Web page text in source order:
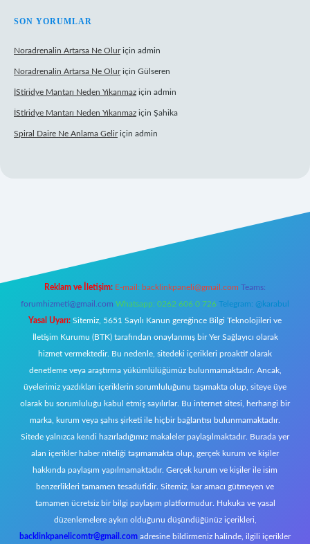
SON YORUMLAR
Noradrenalin Artarsa Ne Oluriçin admin
Noradrenalin Artarsa Ne Oluriçin Gülseren
İStiridye Mantarı Neden Yıkanmaz için admin
İStiridye Mantarı Neden Yıkanmaz için Şahika
Spiral Daire Ne Anlama Geliriçin admin
Reklam ve İletişim: E-mail: backlinkpaneli@gmail.com Teams:
forumhizmeti@gmail.com Whatsapp: 0262 606 0 726 Telegram: @karabul
Yasal Uyarı: Sitemiz, 5651 Sayılı Kanun gereğince Bilgi Teknolojileri ve
İletişim Kurumu (BTK) tarafından onaylanmış bir Yer Sağlayıcı olarak
hizmet vermektedir. Bu nedenle, sitedeki içerikleri proaktif olarak
denetleme veya araştırma yükümlülüğümüz bulunmamaktadır. Ancak,
üyelerimiz yazdıkları içeriklerin sorumluluğunu taşımakta olup, siteye üye
olarak bu sorumluluğu kabul etmiş sayılırlar. Bu internet sitesi, herhangi bir
marka, kurum veya şahıs şirketi ile hiçbir bağlantısı bulunmamaktadır.
Sitede yalnızca kendi hazırladığımız makaleler paylaşılmaktadır. Burada yer
alan içerikler haber niteliği taşımamakta olup, gerçek kurum ve kişiler
hakkında paylaşım yapılmamaktadır. Gerçek kurum ve kişiler ile isim
benzerlikleri tamamen tesadüfidir. Sitemiz, kar amacı gütmeyen ve
tamamen ücretsiz bir bilgi paylaşım platformudur. Hukuka ve yasal
düzenlemelere aykırı olduğunu düşündüğünüz içerikleri,
backlinkpanelicomtr@gmail.com adresine bildirmeniz halinde, ilgili içerikler